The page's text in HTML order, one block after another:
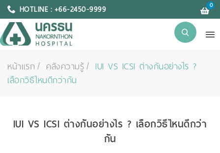
HOTLINE : +66-2450-9999 0
หน้าแรก คลังความรู้
IUI VS ICSI ต่างกันอย่างไร ?
เลือกวิธีไหนดีกว่ากัน
IUI VS ICSI ต่างกันอย่างไร ? เลือกวิธีไหนดีกว่า
กัน